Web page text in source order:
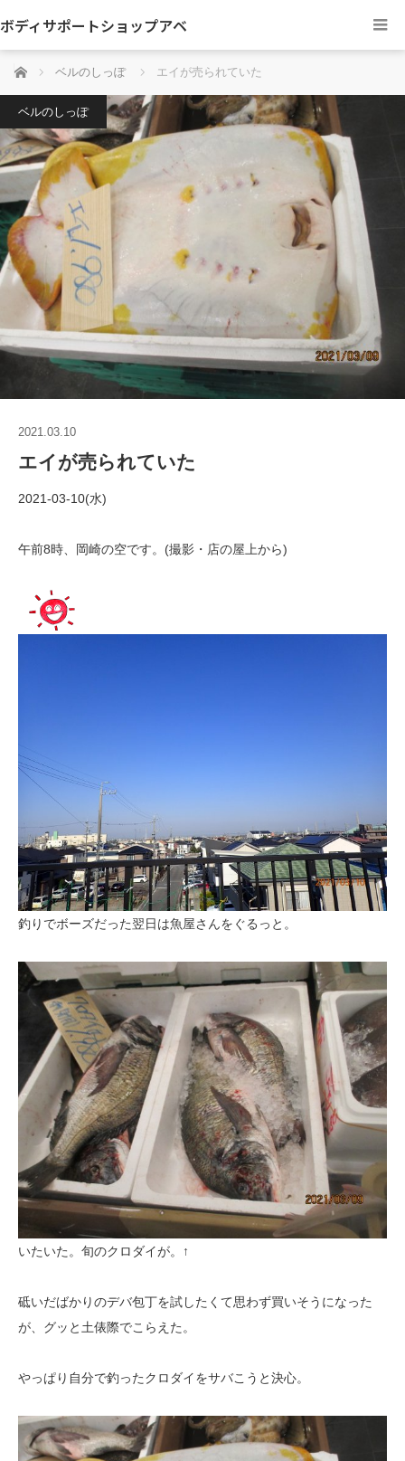
ボディサポートショップアベ
ホーム ベルのしっぽ エイが売られていた
ベルのしっぽ
2021.03.10
エイが売られていた
2021-03-10(水)
午前8時、岡崎の空です。(撮影・店の屋上から)
釣りでボーズだった翌日は魚屋さんをぐるっと。
いたいた。旬のクロダイが。↑
砥いだばかりのデバ包丁を試したくて思わず買いそうになった
が、グッと土俵際でこらえた。
やっぱり自分で釣ったクロダイをサバこうと決心。